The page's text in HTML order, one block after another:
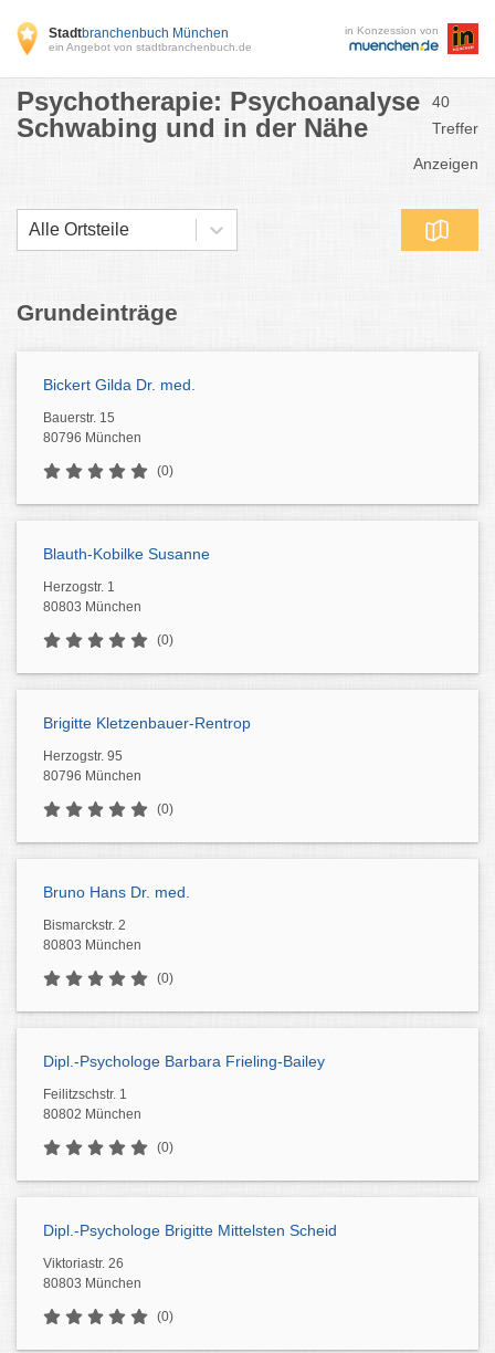
Stadtbranchenbuch München
ein Angebot von stadtbranchenbuch.de
in Konzession von
Psychotherapie: Psychoanalyse
Schwabing und in der Nähe
40
Treffer
Anzeigen
Alle Ortsteile
Grundeinträge
Bickert Gilda Dr. med.
Bauerstr. 15
80796 München
(0)
Blauth-Kobilke Susanne
Herzogstr. 1
80803 München
(0)
Brigitte Kletzenbauer-Rentrop
Herzogstr. 95
80796 München
(0)
Bruno Hans Dr. med.
Bismarckstr. 2
80803 München
(0)
Dipl.-Psychologe Barbara Frieling-Bailey
Feilitzschstr. 1
80802 München
(0)
Dipl.-Psychologe Brigitte Mittelsten Scheid
Viktoriastr. 26
80803 München
(0)